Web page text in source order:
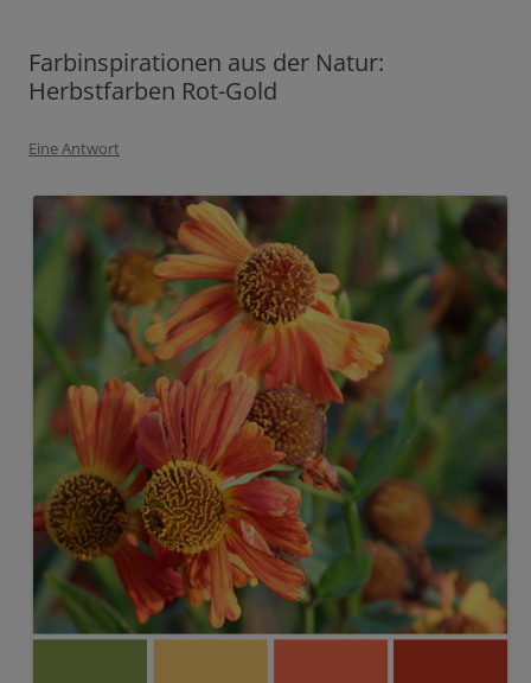
Farbinspirationen aus der Natur:
Herbstfarben Rot-Gold
Eine Antwort